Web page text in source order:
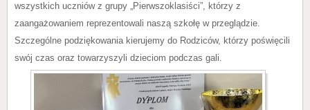
wszystkich uczniów z grupy „Pierwszoklasiści”, którzy z
zaangażowaniem reprezentowali naszą szkołę w przeglądzie.
Szczególne podziękowania kierujemy do Rodziców, którzy poświęcili
swój czas oraz towarzyszyli dzieciom podczas gali.